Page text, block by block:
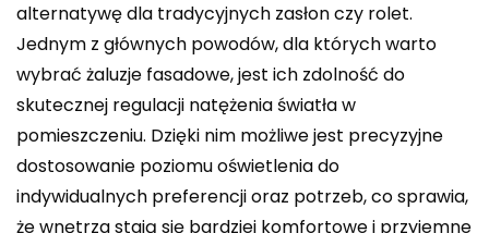
alternatywę dla tradycyjnych zasłon czy rolet.
Jednym z głównych powodów, dla których warto
wybrać żaluzje fasadowe, jest ich zdolność do
skutecznej regulacji natężenia światła w
pomieszczeniu. Dzięki nim możliwe jest precyzyjne
dostosowanie poziomu oświetlenia do
indywidualnych preferencji oraz potrzeb, co sprawia,
że wnętrza stają się bardziej komfortowe i przyjemne